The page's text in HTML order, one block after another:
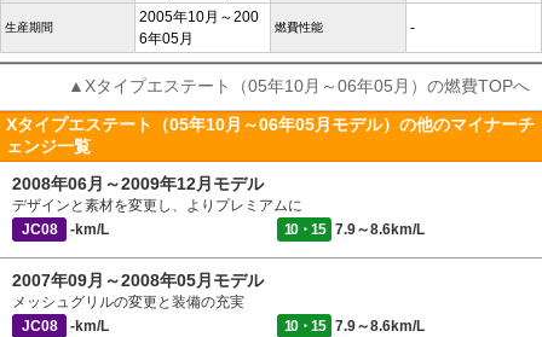
生産期間
2005年10月～200
6年05月
燃費性能 -
▲Xタイプエステート（05年10月～06年05月）の燃費TOPへ
Xタイプエステート（05年10月～06年05月モデル）の他のマイナーチ
ェンジ一覧
2008年06月～2009年12月モデル
デザインと素材を変更し、よりプレミアムに
JC08
-km/L 10・15 7.9～8.6km/L
2007年09月～2008年05月モデル
メッシュグリルの変更と装備の充実
JC08
-km/L 10・15 7.9～8.6km/L